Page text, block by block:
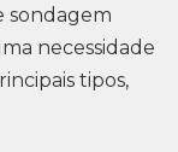
sondagem
necessidade
tipos,